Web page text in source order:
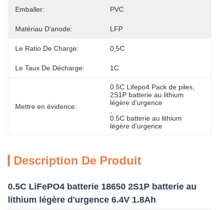
Emballer: PVC
Matériau D'anode: LFP
Le Ratio De Charge: 0,5C
Le Taux De Décharge: 1C
Mettre en évidence:
0.5C Lifepo4 Pack de piles
2S1P batterie au lithium
légère d'urgence
0.5C batterie au lithium
légère d'urgence
Description De Produit
0.5C LiFePO4 batterie 18650 2S1P batterie au
lithium légère d'urgence 6.4V 1.8Ah